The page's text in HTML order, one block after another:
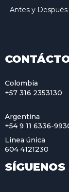
Antes y Después
Colombia
+57 316 2353130
Argentina
+54 9 11 6336-
Linea única
604 4121230
SÍGUENOS